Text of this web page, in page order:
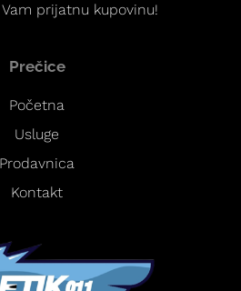
prijatnu kupovinu!
Prečice
Početna
Usluge
Prodavnica
Kontakt